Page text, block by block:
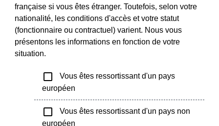
française si vous êtes étranger. Toutefois, selon votre
nationalité, les conditions d'accès et votre statut
(fonctionnaire ou contractuel) varient. Nous vous
présentons les informations en fonction de votre
situation.
check_box_outline_blank
Vous êtes ressortissant d'un pays
européen
check_box_outline_blank
Vous êtes ressortissant d'un pays non
européen